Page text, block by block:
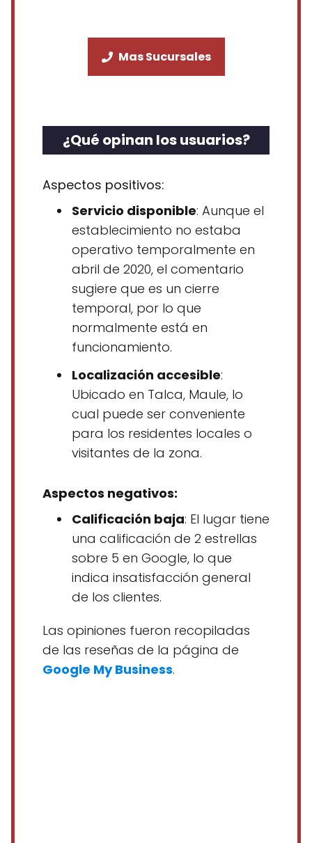
Mas Sucursales
¿Qué opinan los usuarios?
Aspectos positivos:
Servicio disponible: Aunque el
establecimiento no estaba
operativo temporalmente en
abril de 2020, el comentario
sugiere que es un cierre
temporal, por lo que
normalmente está en
funcionamiento.
Localización accesible:
Ubicado en Talca, Maule, lo
cual puede ser conveniente
para los residentes locales o
visitantes de la zona.
Aspectos negativos:
Calificación baja: El lugar tiene
una calificación de 2 estrellas
sobre 5 en Google, lo que
indica insatisfacción general
de los clientes.
Las opiniones fueron recopiladas
de las reseñas de la página de
Google My Business.